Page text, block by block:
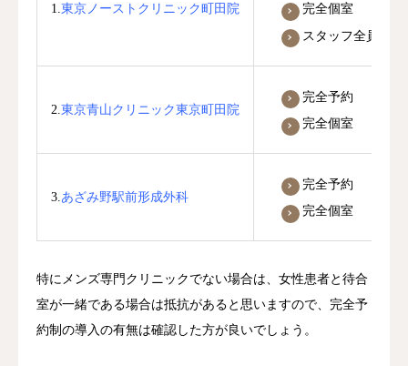
1.東京ノーストクリニック町田院
完全個室
スタッフ全員男性
2.東京青山クリニック東京町田院
完全予約
完全個室
3.あざみ野駅前形成外科
完全予約
完全個室
特にメンズ専門クリニックでない場合は、女性患者と待合
室が一緒である場合は抵抗があると思いますので、完全予
約制の導入の有無は確認した方が良いでしょう。